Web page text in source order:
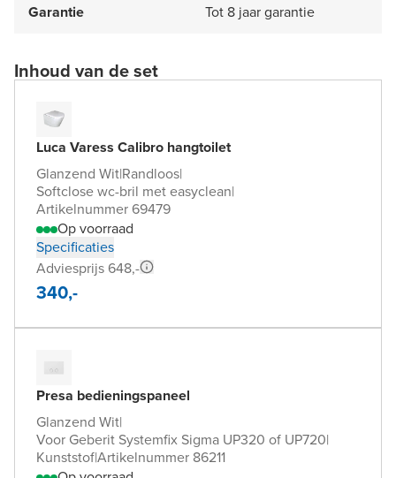
Garantie Tot 8 jaar garantie
Inhoud van de set
Luca Varess Calibro hangtoilet
Glanzend Wit|Randloos|
Softclose wc-bril met easyclean|
Artikelnummer 69479
Op voorraad
Specificaties
Adviesprijs 648,-
340,-
Presa bedieningspaneel
Glanzend Wit|
Voor Geberit Systemfix Sigma UP320 of UP720|
Kunststof|Artikelnummer 86211